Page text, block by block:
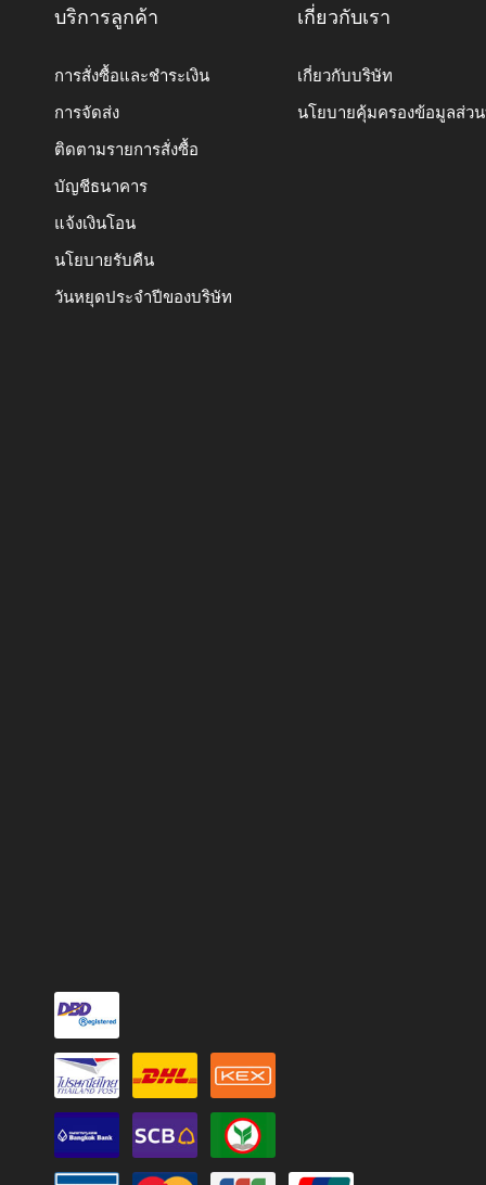
บริการลูกค้า
การสั่งซื้อและชำระเงิน
การจัดส่ง
ติดตามรายการสั่งซื้อ
บัญชีธนาคาร
แจ้งเงินโอน
นโยบายรับคืน
วันหยุดประจำปีของบริษัท
เกี่ยวกับเรา
เกี่ยวกับบริษัท
นโยบายคุ้มครองข้อมูลส่ว